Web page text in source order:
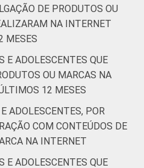
Não
respondeu
14 69
AB 16 76
C 16
DE 20 63
DE PRODUTOS OU
NA INTERNET
MESES
E ADOLESCENTES QUE
OU MARCAS NA
12 MESES
ADOLESCENTES, POR
COM CONTEÚDOS DE
NA INTERNET
E ADOLESCENTES QUE